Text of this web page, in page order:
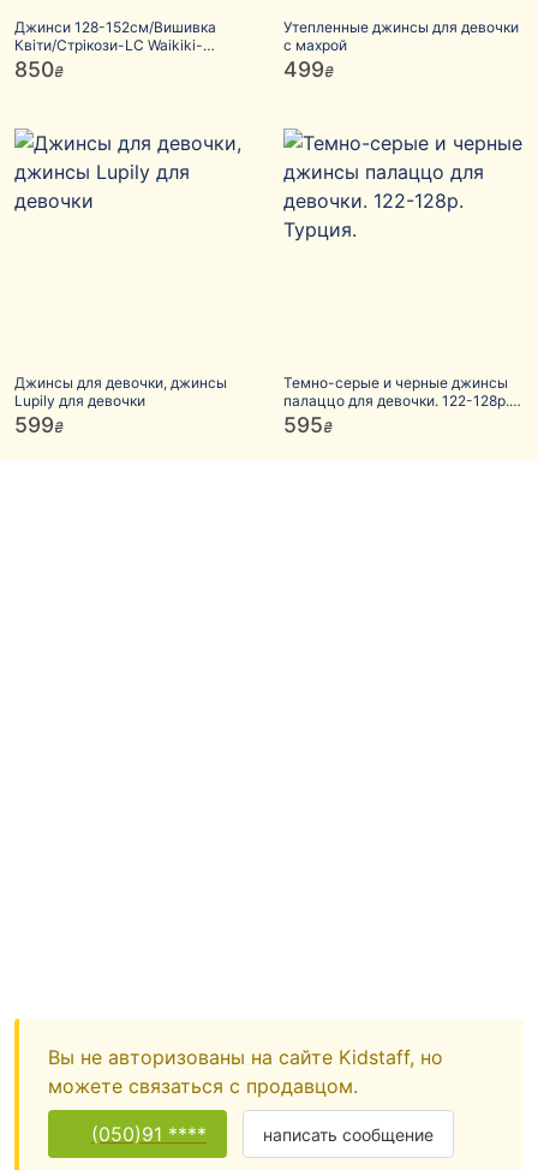
Джинси 128-152см/Вишивка
Квіти/Стрікози-LC Waikiki-
Джинси-Черн/Зол. паєтки
850₴
Утепленные джинсы для девочки
с махрой
499₴
Джинсы для девочки, джинсы
Lupily для девочки
599₴
Темно-серые и черные джинсы
палаццо для девочки. 122-128р.
Турция.
595₴
Вы не авторизованы на сайте Kidstaff, но
можете связаться с продавцом.
(050)91 ****
написать сообщение